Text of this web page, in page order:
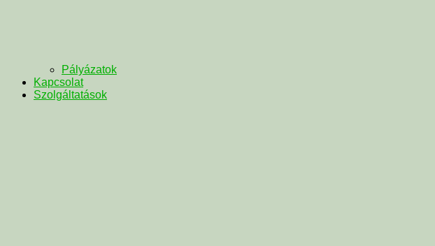
Pályázatok
Kapcsolat
Szolgáltatások